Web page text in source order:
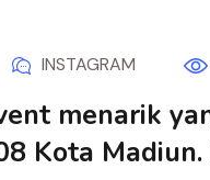
INSTAGRAM
menarik
Kota